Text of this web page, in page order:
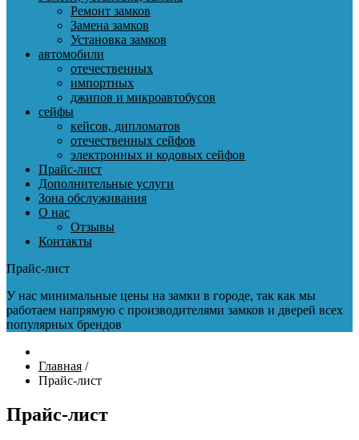
Ремонт замков
Замена замков
Установка замков
автомобили
отечественных
импортных
джипов и микроавтобусов
сейфы
кейсов, дипломатов
отечественных сейфов
электронных и кодовых сейфов
Прайс-лист
Дополнительные услуги
Зона обслуживания
О нас
Отзывы
Контакты
Прайс-лист
У нас минимальные цены на замки в городе, так как мы
работаем напрямую с производителями замков и дверей всех
популярных брендов
Главная /
Прайс-лист
Прайс-лист